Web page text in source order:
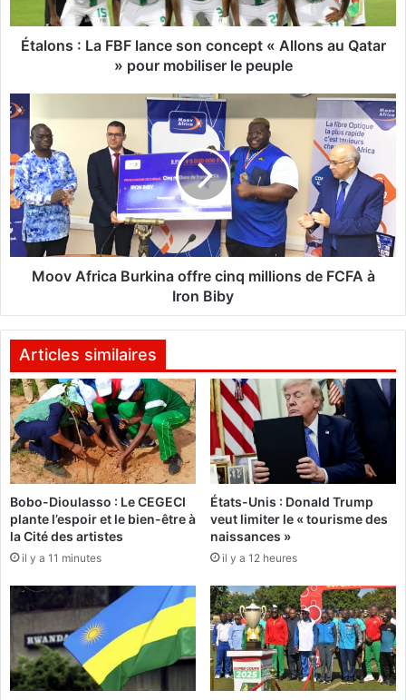
L
F
l
n
c
e
o
n
c
t
«
A
l
l
o
n
s
a
u
t
a
»
p
Étalons : La FBF lance son concept « Allons au Qatar
» pour mobiliser le peuple
M
o
v
A
f
i
c
u
r
i
n
a
o
f
f
r
e
c
i
n
m
i
i
o
Moov Africa Burkina offre cinq millions de FCFA à
Iron Biby
Articles similaires
Bobo-Dioulasso : Le CEGECI
plante l’espoir et le bien-être à
la Cité des artistes
il y a 11 minutes
États-Unis : Donald Trump
veut limiter le « tourisme des
naissances »
il y a 12 heures